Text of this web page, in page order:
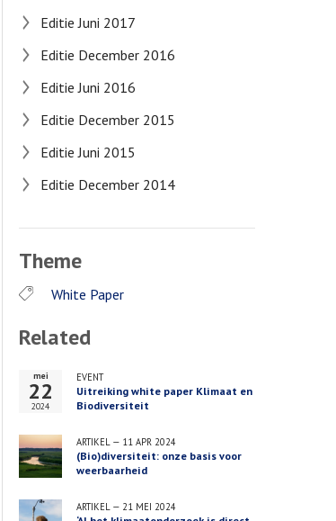
Editie Juni 2017
Editie December 2016
Editie Juni 2016
Editie December 2015
Editie Juni 2015
Editie December 2014
Theme
White Paper
Related
EVENT
Uitreiking white paper Klimaat en
Biodiversiteit
mei
22
2024
ARTIKEL — 11 APR 2024
(Bio)diversiteit: onze basis voor
weerbaarheid
ARTIKEL — 21 MEI 2024